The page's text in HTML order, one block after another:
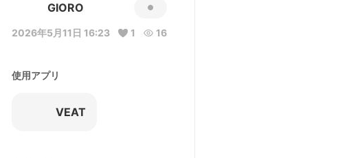
GIORO
2026年5月11日 16:23 1 16
使用アプリ
VEAT